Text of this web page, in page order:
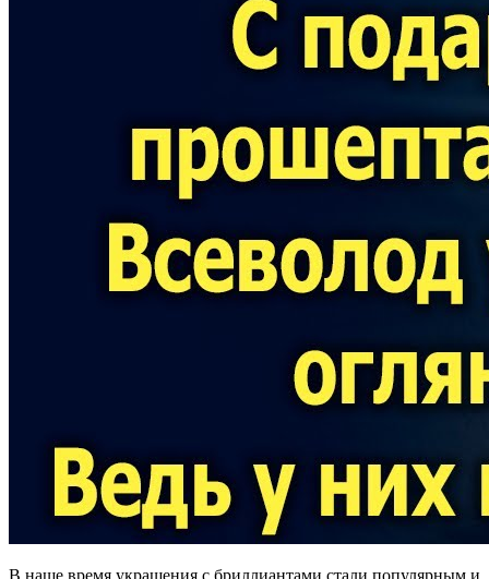
В наше время украшения с бриллиантами стали популярным и